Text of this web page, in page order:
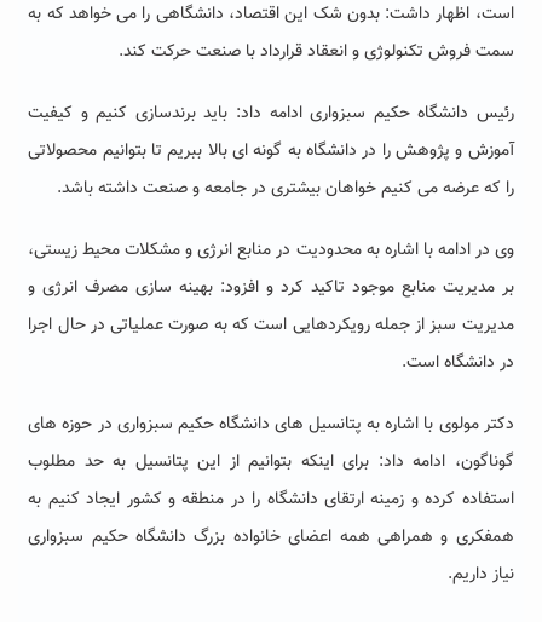
است، اظهار داشت: بدون شک این اقتصاد، دانشگاهی را می خواهد که به
سمت فروش تکنولوژی و انعقاد قرارداد با صنعت حرکت کند.
رئیس دانشگاه حکیم سبزواری ادامه داد: باید برندسازی کنیم و کیفیت
آموزش و پژوهش را در دانشگاه به گونه ای بالا ببریم تا بتوانیم محصولاتی
را که عرضه می کنیم خواهان بیشتری در جامعه و صنعت داشته باشد.
وی در ادامه با اشاره به محدودیت در منابع انرژی و مشکلات محیط زیستی،
بر مدیریت منابع موجود تاکید کرد و افزود: بهینه سازی مصرف انرژی و
مدیریت سبز از جمله رویکردهایی است که به صورت عملیاتی در حال اجرا
در دانشگاه است.
دکتر مولوی با اشاره به پتانسیل های دانشگاه حکیم سبزواری در حوزه های
گوناگون، ادامه داد: برای اینکه بتوانیم از این پتانسیل به حد مطلوب
استفاده کرده و زمینه ارتقای دانشگاه را در منطقه و کشور ایجاد کنیم به
همفکری و همراهی همه اعضای خانواده بزرگ دانشگاه حکیم سبزواری
نیاز داریم.